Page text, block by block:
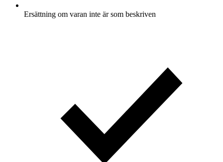
Ersättning om varan inte är som beskriven